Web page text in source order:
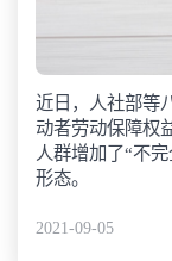
近日，人社部等
动者劳动保障权
人群增加了“不
形态。
2021-09-05